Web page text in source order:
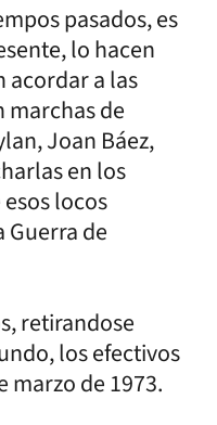
pasados, es
lo hacen
acordar a las
marchas de
Joan Báez,
en los
locos
de
retirandose
los efectivos
marzo de 1973.